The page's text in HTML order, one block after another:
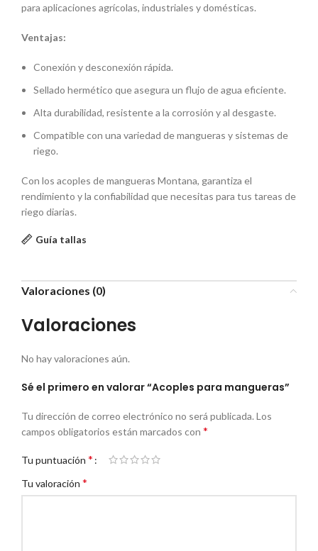
para aplicaciones agrícolas, industriales y domésticas.
Ventajas:
Conexión y desconexión rápida.
Sellado hermético que asegura un flujo de agua eficiente.
Alta durabilidad, resistente a la corrosión y al desgaste.
Compatible con una variedad de mangueras y sistemas de
riego.
Con los acoples de mangueras Montana, garantiza el
rendimiento y la confiabilidad que necesitas para tus tareas de
riego diarias.
Guía tallas
Valoraciones (0)
Valoraciones
No hay valoraciones aún.
Sé el primero en valorar “Acoples para mangueras”
Tu dirección de correo electrónico no será publicada. Los
campos obligatorios están marcados con *
Tu puntuación *
Tu valoración *